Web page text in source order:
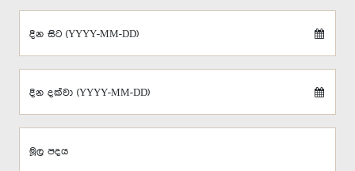
දින සිට (YYYY-MM-DD)
දින දක්වා (YYYY-MM-DD)
මූල පදය